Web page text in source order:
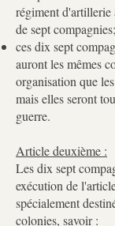
régiment d'artillerie
de sept compagnies;
ces dix sept
auront les mêmes
organisation que
mais elles seront
guerre.
Article deuxième :
Les dix sept
exécution de
spécialement
colonies, savoir :